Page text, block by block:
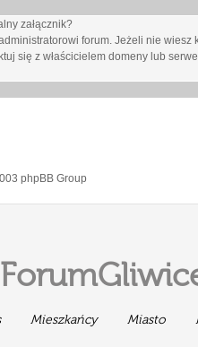
załącznik?
forum. Jeżeli nie
się z właścicielem domeny lub
phpBB Group
Mieszkańcy Miasto